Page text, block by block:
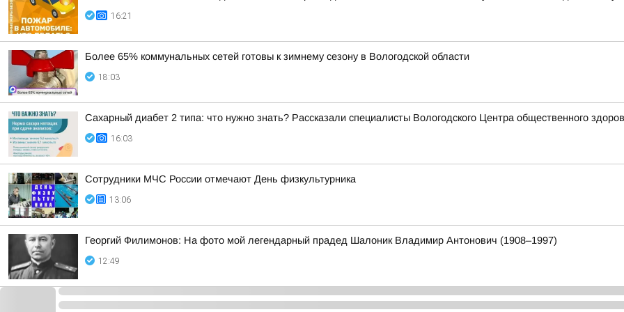
16:21
Более 65% коммунальных сетей готовы к зимнему сезону в Вологодской области
18:03
Сахарный диабет 2 типа: что нужно знать? Рассказали специалисты Вологодского Центра общественного
16:03
Сотрудники МЧС России отмечают День физкультурника
13:06
Георгий Филимонов: На фото мой легендарный прадед Шалоник Владимир Антонович (1908–1997)
12:49